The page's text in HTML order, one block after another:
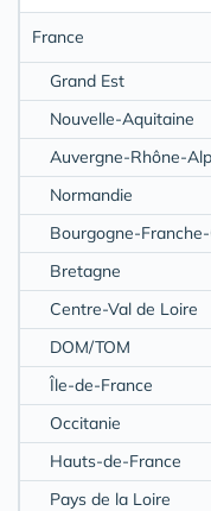
France
Grand Est
Nouvelle-Aquitaine
Auvergne-Rhône-
Normandie
Bourgogne-
Bretagne
Centre-Val de Loire
DOM/TOM
Île-de-France
Occitanie
Hauts-de-France
Pays de la Loire